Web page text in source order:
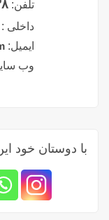
تلفن:
داخلی :
ایمیل:
وب
با دوستان خود